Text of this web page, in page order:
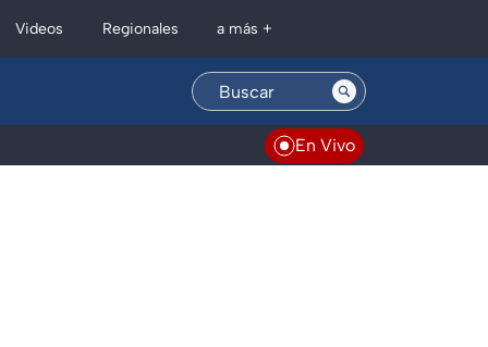
Videos Regionales a más +
En Vivo